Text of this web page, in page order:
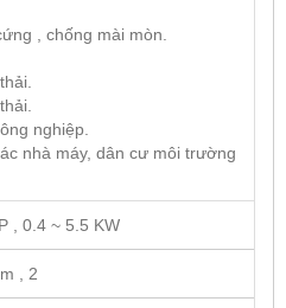
, chống mài mòn.
nghiệp.
máy, dân cư môi trường
, 0.4 ~ 5.5 KW
, 2